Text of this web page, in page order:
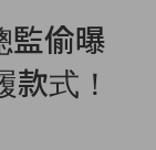
監偷曝
式！